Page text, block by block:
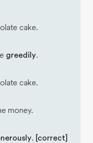
cake.
greedily.
cake.
money.
. [correct]